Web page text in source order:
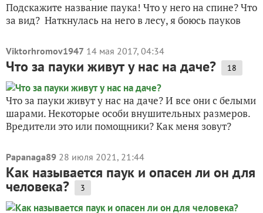
Подскажите название паука! Что у него на спине? Что
за вид? Наткнулась на него в лесу, я боюсь пауков
Viktorhromov1947 14 мая 2017, 04:34
Что за пауки живут у нас на даче? 18
Что за пауки живут у нас на даче? И все они с белыми
шарами. Некоторые особи внушительных размеров.
Вредители это или помощники? Как меня зовут?
Papanaga89 28 июля 2021, 21:44
Как называется паук и опасен ли он для
человека? 3